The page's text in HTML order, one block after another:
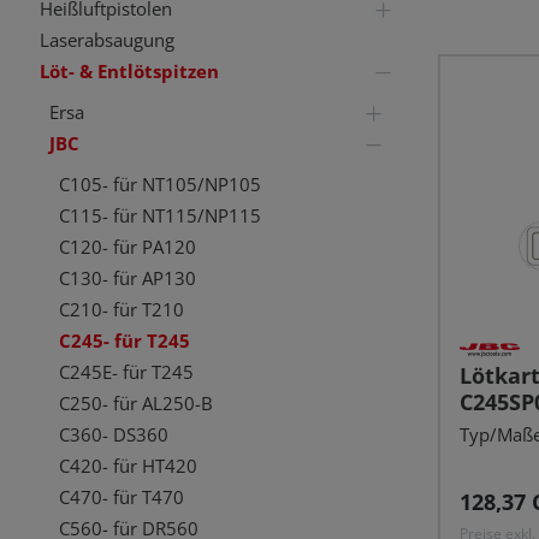
Heißluftpistolen
Laserabsaugung
Löt- & Entlötspitzen
Ersa
JBC
C105- für NT105/NP105
C115- für NT115/NP115
C120- für PA120
C130- für AP130
C210- für T210
C245- für T245
C245E- für T245
C250- für AL250-B
C360- DS360
C420- für HT420
C470- für T470
C560- für DR560
Typ/
128,37
Preise